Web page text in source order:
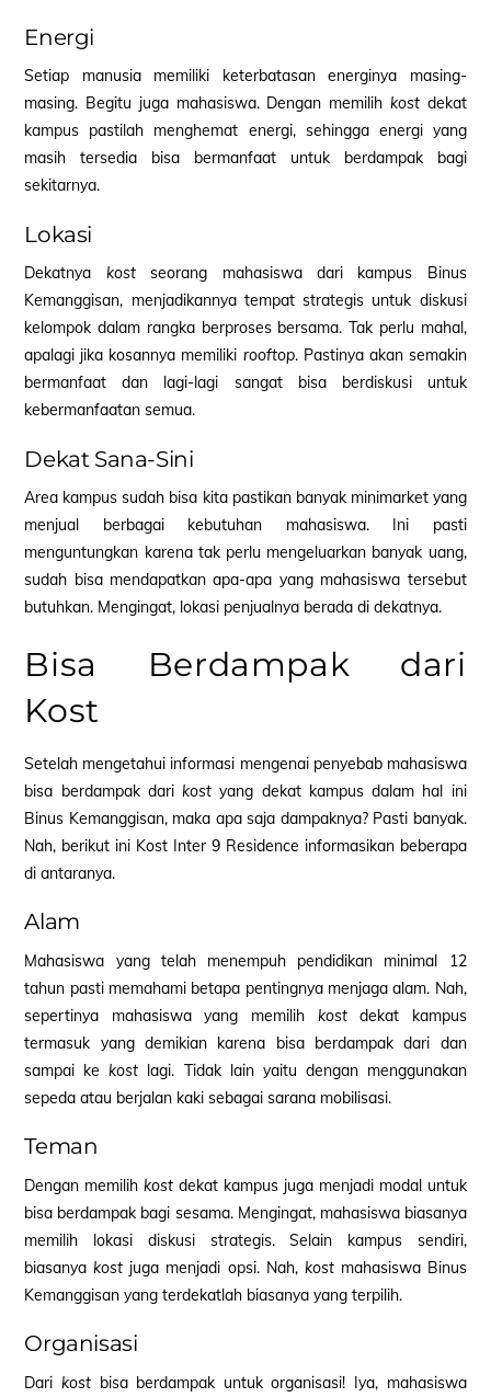
Energi
Setiap manusia memiliki keterbatasan energinya masing-
masing. Begitu juga mahasiswa. Dengan memilih kost dekat
kampus pastilah menghemat energi, sehingga energi yang
masih tersedia bisa bermanfaat untuk berdampak bagi
sekitarnya.
Lokasi
Dekatnya kostseorang mahasiswa dari kampus Binus
Kemanggisan, menjadikannya tempat strategis untuk diskusi
kelompok dalam rangka berproses bersama. Tak perlu mahal,
apalagi jika kosannya memiliki rooftop. Pastinya akan semakin
bermanfaat dan lagi-lagi sangat bisa berdiskusi untuk
kebermanfaatan semua.
Dekat Sana-Sini
Area kampus sudah bisa kita pastikan banyak minimarket yang
menjual berbagai kebutuhan mahasiswa. Ini pasti
menguntungkan karena tak perlu mengeluarkan banyak uang,
sudah bisa mendapatkan apa-apa yang mahasiswa tersebut
butuhkan. Mengingat, lokasi penjualnya berada di dekatnya.
Bisa Berdampak dari
Kost
Setelah mengetahui informasi mengenai penyebab mahasiswa
bisa berdampak dari kostyang dekat kampus dalam hal ini
Binus Kemanggisan, maka apa saja dampaknya? Pasti banyak.
Nah, berikut ini Kost Inter 9 Residence informasikan beberapa
di antaranya.
Alam
Mahasiswa yang telah menempuh pendidikan minimal 12
tahun pasti memahami betapa pentingnya menjaga alam. Nah,
sepertinya mahasiswa yang memilih kostdekat kampus
termasuk yang demikian karena bisa berdampak dari dan
sampai ke kost lagi. Tidak lain yaitu dengan menggunakan
sepeda atau berjalan kaki sebagai sarana mobilisasi.
Teman
Dengan memilih kostdekat kampus juga menjadi modal untuk
bisa berdampak bagi sesama. Mengingat, mahasiswa biasanya
memilih lokasi diskusi strategis. Selain kampus sendiri,
biasanya kost juga menjadi opsi. Nah, kost mahasiswa Binus
Kemanggisan yang terdekatlah biasanya yang terpilih.
Organisasi
Dari kost bisa berdampak untuk organisasi! Iya, mahasiswa